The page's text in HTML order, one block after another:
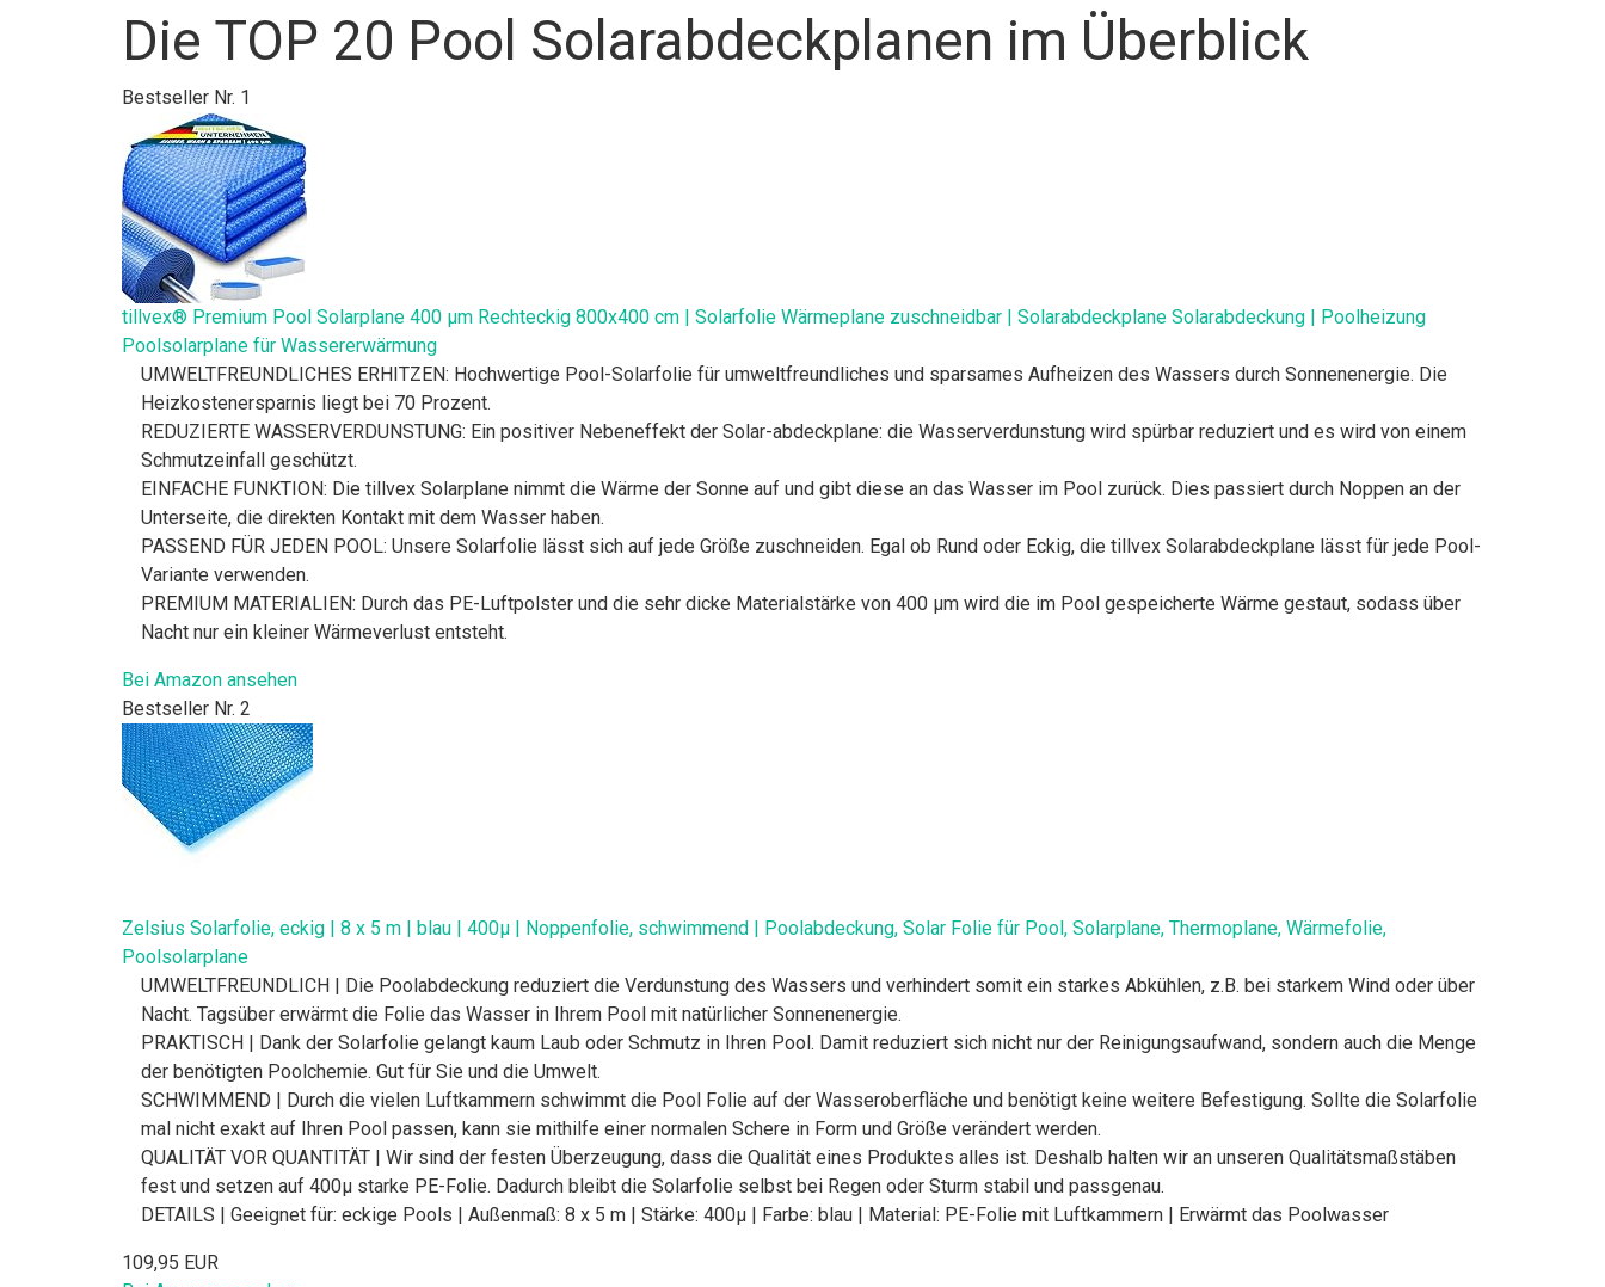
Die TOP 20 Pool Solarabdeckplanen im Überblick
Bestseller Nr. 1
tillvex® Premium Pool Solarplane 400 µm Rechteckig 800x400 cm | Solarfolie Wärmeplane zuschneidbar | Solarabdeckplane Solarabdeckung | Poolheizung
Poolsolarplane für Wassererwärmung
UMWELTFREUNDLICHES ERHITZEN: Hochwertige Pool-Solarfolie für umweltfreundliches und sparsames Aufheizen des Wassers durch Sonnenenergie. Die
Heizkostenersparnis liegt bei 70 Prozent.
REDUZIERTE WASSERVERDUNSTUNG: Ein positiver Nebeneffekt der Solar-abdeckplane: die Wasserverdunstung wird spürbar reduziert und es wird von einem
Schmutzeinfall geschützt.
EINFACHE FUNKTION: Die tillvex Solarplane nimmt die Wärme der Sonne auf und gibt diese an das Wasser im Pool zurück. Dies passiert durch Noppen an der
Unterseite, die direkten Kontakt mit dem Wasser haben.
PASSEND FÜR JEDEN POOL: Unsere Solarfolie lässt sich auf jede Größe zuschneiden. Egal ob Rund oder Eckig, die tillvex Solarabdeckplane lässt für jede Pool-
Variante verwenden.
PREMIUM MATERIALIEN: Durch das PE-Luftpolster und die sehr dicke Materialstärke von 400 µm wird die im Pool gespeicherte Wärme gestaut, sodass über
Nacht nur ein kleiner Wärmeverlust entsteht.
Bei Amazon ansehen
Bestseller Nr. 2
Zelsius Solarfolie, eckig | 8 x 5 m | blau | 400µ | Noppenfolie, schwimmend | Poolabdeckung, Solar Folie für Pool, Solarplane, Thermoplane, Wärmefolie,
Poolsolarplane
UMWELTFREUNDLICH | Die Poolabdeckung reduziert die Verdunstung des Wassers und verhindert somit ein starkes Abkühlen, z.B. bei starkem Wind oder über
Nacht. Tagsüber erwärmt die Folie das Wasser in Ihrem Pool mit natürlicher Sonnenenergie.
PRAKTISCH | Dank der Solarfolie gelangt kaum Laub oder Schmutz in Ihren Pool. Damit reduziert sich nicht nur der Reinigungsaufwand, sondern auch die Menge
der benötigten Poolchemie. Gut für Sie und die Umwelt.
SCHWIMMEND | Durch die vielen Luftkammern schwimmt die Pool Folie auf der Wasseroberfläche und benötigt keine weitere Befestigung. Sollte die Solarfolie
mal nicht exakt auf Ihren Pool passen, kann sie mithilfe einer normalen Schere in Form und Größe verändert werden.
QUALITÄT VOR QUANTITÄT | Wir sind der festen Überzeugung, dass die Qualität eines Produktes alles ist. Deshalb halten wir an unseren Qualitätsmaßstäben
fest und setzen auf 400µ starke PE-Folie. Dadurch bleibt die Solarfolie selbst bei Regen oder Sturm stabil und passgenau.
DETAILS | Geeignet für: eckige Pools | Außenmaß: 8 x 5 m | Stärke: 400µ | Farbe: blau | Material: PE-Folie mit Luftkammern | Erwärmt das Poolwasser
109,95 EUR